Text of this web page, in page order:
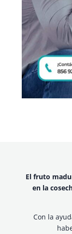
El fruto
en la
Con la